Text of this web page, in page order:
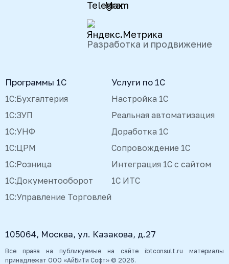
Разработка и продвижение
Программы 1С
1С:Бухгалтерия
1С:ЗУП
1С:УНФ
1С:ЦРМ
1С:Розница
1С:Документооборот
1С:Управление Торговлей
Услуги по 1С
Настройка 1С
Реальная автоматизация
Доработка 1С
Сопровождение 1С
Интеграция 1С с сайтом
1С ИТС
105064, Москва, ул. Казакова, д.27
Все права на публикуемые на сайте ibtconsult.ru материалы
принадлежат ООО «АйБиТи Софт» © 2026.